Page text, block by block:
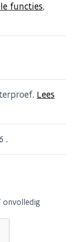
functies,
Lees
.
onvolledig